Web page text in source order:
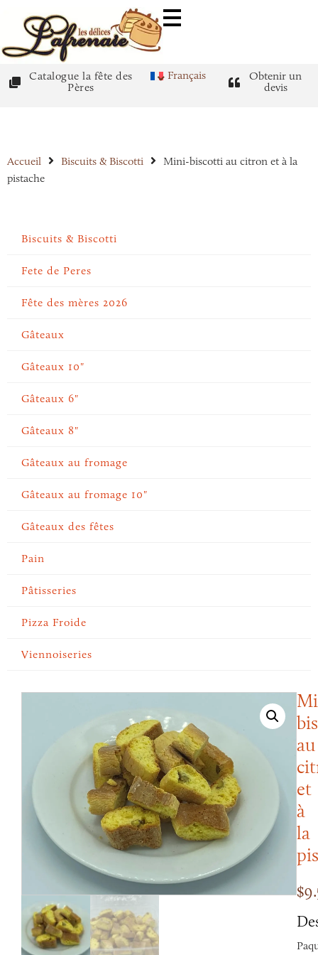
Catalogue la fête des
Pères
Français
Obtenir un
devis
Accueil Biscuits & Biscotti
Mini-biscotti au citron et à la
pistache
Biscuits & Biscotti
Fete de Peres
Fête des mères 2026
Gâteaux
Gâteaux 10"
Gâteaux 6"
Gâteaux 8"
Gâteaux au fromage
Gâteaux au fromage 10"
Gâteaux des fêtes
Pain
Pâtisseries
Pizza Froide
Viennoiseries
au
et
à
la
$